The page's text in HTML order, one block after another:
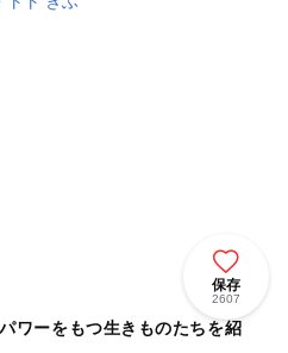
保存
2607
ワーをもつ生きものたちを紹